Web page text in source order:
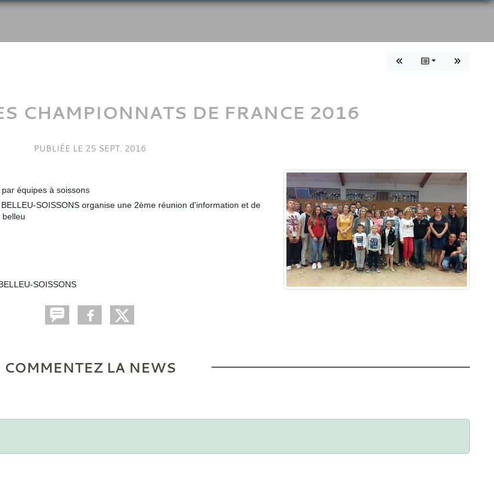
CHAMPIONNATS DE FRANCE 2016
PUBLIÉE LE 25 SEPT. 2016
équipes à soissons
SOISSONS organise une 2ème réunion d'information et de
SOISSONS
COMMENTEZ LA NEWS